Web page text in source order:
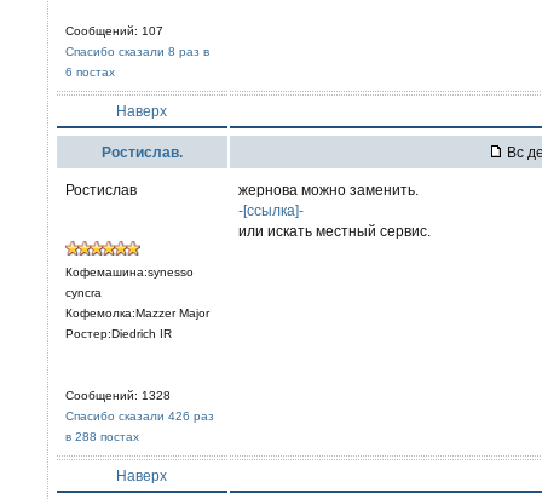
Сообщений: 107
Спасибо сказали 8 раз в
6 постах
Наверх
Ростислав. Вс
Ростислав
Кофемашина:synesso
cyncra
Кофемолка:Mazzer Major
Ростер:Diedrich IR
Сообщений: 1328
Спасибо сказали 426 раз
в 288 постах
жернова можно заменить.
-[ссылка]-
или искать местный сервис.
Наверх